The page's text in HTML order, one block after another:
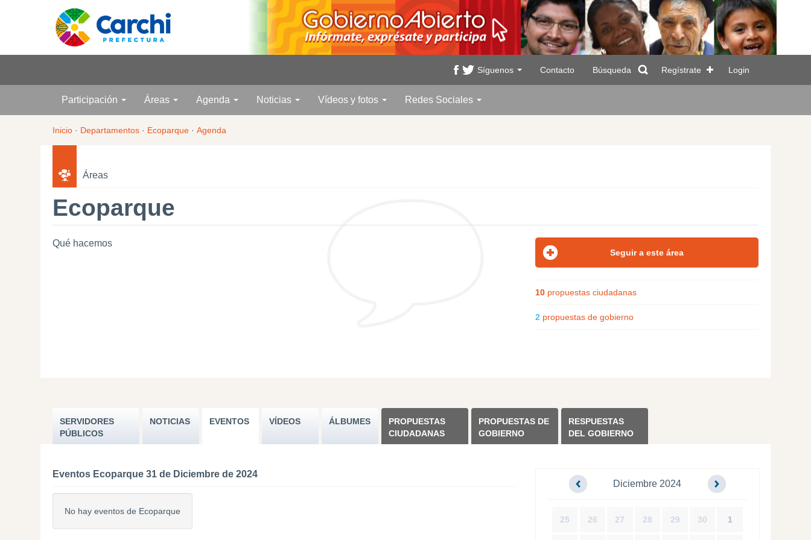
Síguenos Contacto Búsqueda Regístrate Login
Participación Áreas Agenda Noticias Vídeos y fotos Redes Sociales
Inicio · Departamentos · Ecoparque · Agenda
Áreas
Ecoparque
Qué hacemos
10 propuestas ciudadanas
2 propuestas de gobierno
SERVIDORES
PÚBLICOS
NOTICIAS EVENTOS VÍDEOS ÁLBUMES
PROPUESTAS
CIUDADANAS
PROPUESTAS DE
GOBIERNO
RESPUESTAS
DEL GOBIERNO
Eventos Ecoparque 31 de Diciembre de 2024
No hay eventos de Ecoparque
Diciembre 2024
25 26 27 28 29 30 1